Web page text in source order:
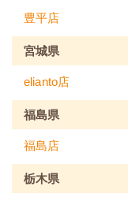
豊平店
宮城県
elianto店
福島県
福島店
栃木県